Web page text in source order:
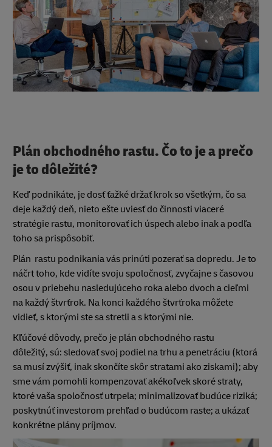
Plán obchodného rastu. Čo to je a prečo
je to dôležité?
Keď podnikáte, je dosť ťažké držať krok so všetkým, čo sa
deje každý deň, nieto ešte uviesť do činnosti viaceré
stratégie rastu, monitorovať ich úspech alebo inak a podľa
toho sa prispôsobiť.
Plán rastu podnikania vás prinúti pozerať sa dopredu. Je to
náčrt toho, kde vidíte svoju spoločnosť, zvyčajne s časovou
osou v priebehu nasledujúceho roka alebo dvoch a cieľmi
na každý štvrťrok. Na konci každého štvrťroka môžete
vidieť, s ktorými ste sa stretli a s ktorými nie.
Kľúčové dôvody, prečo je plán obchodného rastu
dôležitý, sú: sledovať svoj podiel na trhu a penetráciu (ktorá
sa musí zvýšiť, inak skončíte skôr stratami ako ziskami); aby
sme vám pomohli kompenzovať akékoľvek skoré straty,
ktoré vaša spoločnosť utrpela; minimalizovať budúce riziká;
poskytnúť investorom prehľad o budúcom raste; a ukázať
konkrétne plány príjmov.